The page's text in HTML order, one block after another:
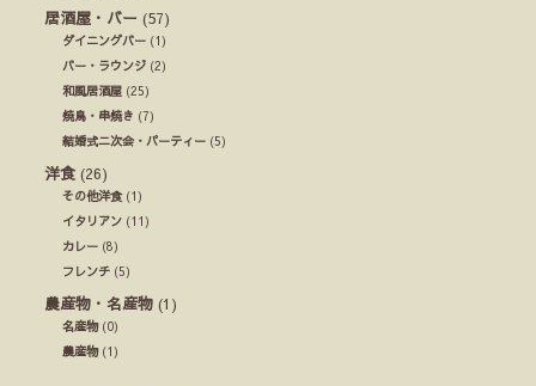
居酒屋・バー (57)
ダイニングバー (1)
バー・ラウンジ (2)
和風居酒屋 (25)
焼鳥・串焼き (7)
結婚式ニ次会・パーティー (5)
洋食 (26)
その他洋食(1)
イタリアン (11)
カレー (8)
フレンチ (5)
農産物・名産物 (1)
名産物(0)
農産物(1)